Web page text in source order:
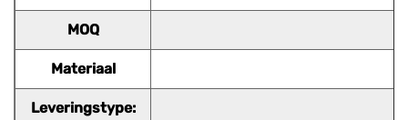
MOQ
Materiaal
Leveringstype: